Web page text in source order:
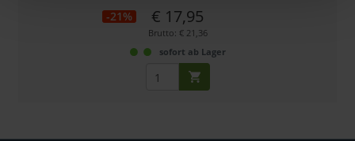
-21% € 17,95
Brutto: € 21,36
sofort ab Lager